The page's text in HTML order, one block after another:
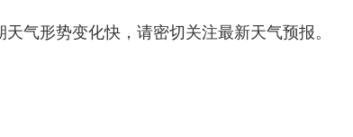
气形势变化快，请密切关注最新天气预报。